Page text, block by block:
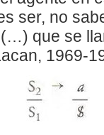
ser, no
que se
1969-